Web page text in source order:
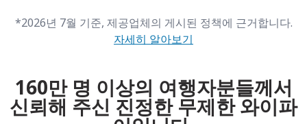
*2026년 7월 기준, 제공업체의 게시된 정책에 근거합니다.
자세히 알아보기
160만 명 이상의 여행자분들께서
신뢰해 주신 진정한 무제한 와이파